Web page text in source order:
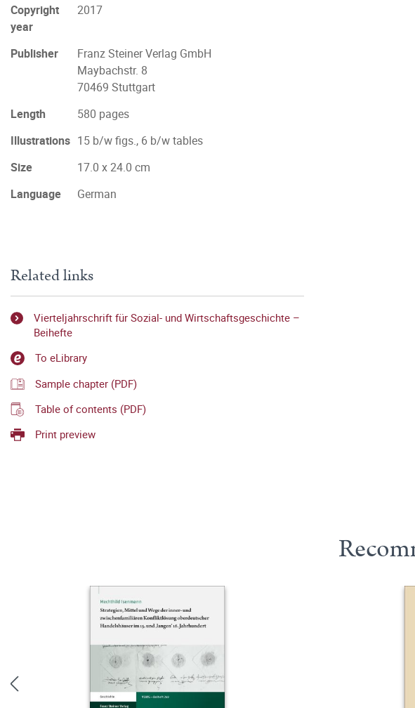
Copyright
year
2017
Publisher
Franz Steiner Verlag GmbH
Maybachstr. 8
70469 Stuttgart
Length
580 pages
Illustrations 15 b/w figs., 6 b/w tables
Size
17.0 x 24.0 cm
Language
German
Related links
Vierteljahrschrift für Sozial- und Wirtschaftsgeschichte –
Beihefte
To eLibrary
Sample chapter (PDF)
Table of contents (PDF)
Print preview